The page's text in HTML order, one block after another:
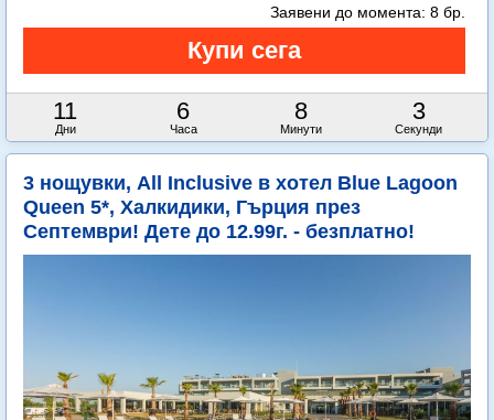
11
Дни
6
Часа
8
Минути
0
Секунди
Заявени до момента: 8 бр.
3 нощувки, All Inclusive в хотел Blue Lagoon
Queen 5*, Халкидики, Гърция през
Септември! Дете до 12.99г. - безплатно!